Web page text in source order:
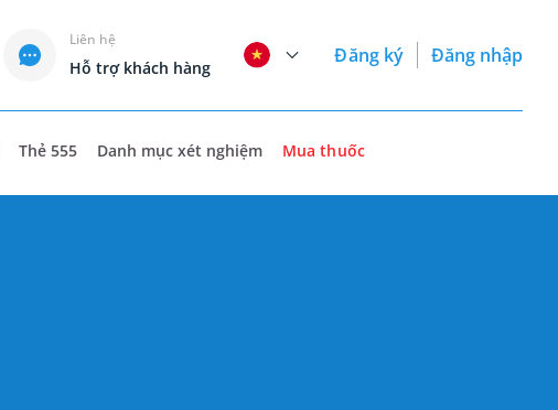
Liên hệ
Hỗ trợ khách hàng
Đăng ký Đăng nhập
Thẻ 555 Danh mục xét nghiệm Mua thuốc